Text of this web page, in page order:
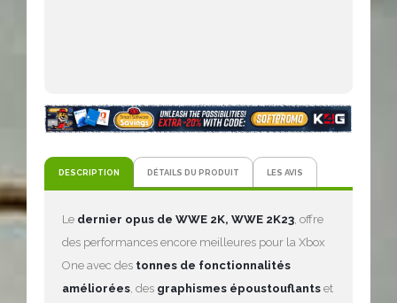
DESCRIPTION DÉTAILS DU PRODUIT LES AVIS
Le dernier opus de WWE 2K, WWE 2K23, offre
des performances encore meilleures pour la Xbox
One avec des tonnes de fonctionnalités
améliorées, des graphismes époustouflants et